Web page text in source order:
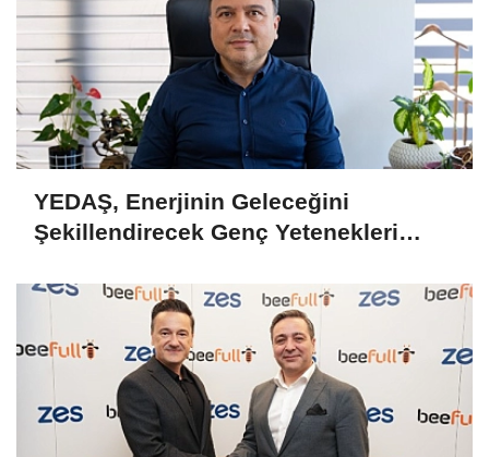
YEDAŞ, Enerjinin Geleceğini
Şekillendirecek Genç Yetenekleri